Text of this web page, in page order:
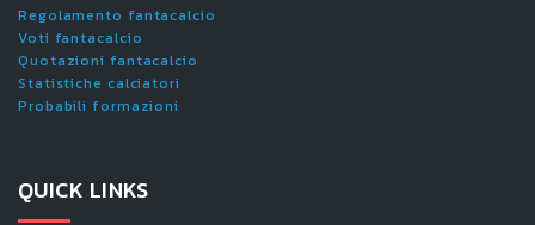
Regolamento fantacalcio
Voti fantacalcio
Quotazioni fantacalcio
Statistiche calciatori
Probabili formazioni
QUICK LINKS